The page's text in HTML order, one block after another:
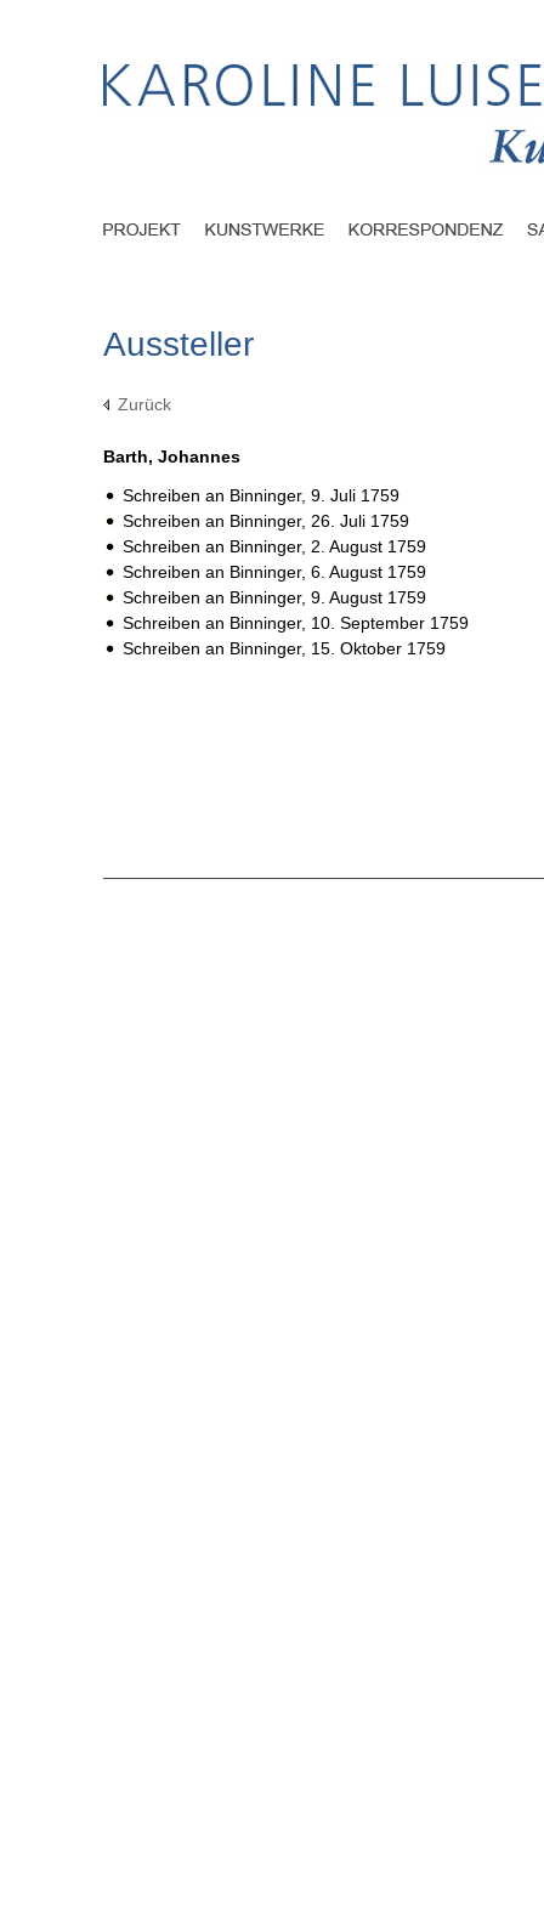
Aussteller
Zurück
Barth, Johannes
Schreiben an Binninger, 9. Juli 1759
Schreiben an Binninger, 26. Juli 1759
Schreiben an Binninger, 2. August 1759
Schreiben an Binninger, 6. August 1759
Schreiben an Binninger, 9. August 1759
Schreiben an Binninger, 10. September 1759
Schreiben an Binninger, 15. Oktober 1759